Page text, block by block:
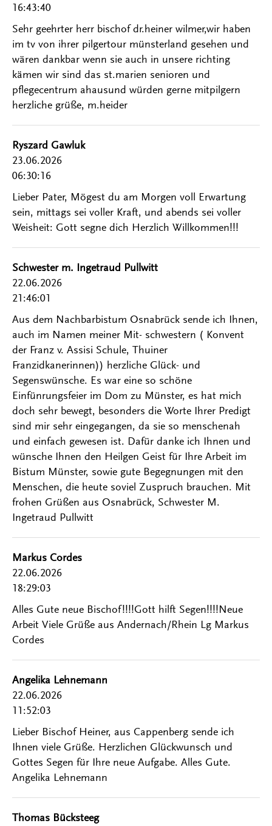
16:43:40
Sehr geehrter herr bischof dr.heiner wilmer,wir haben
im tv von ihrer pilgertour münsterland gesehen und
wären dankbar wenn sie auch in unsere richting
kämen wir sind das st.marien senioren und
pflegecentrum ahausund würden gerne mitpilgern
herzliche grüße, m.heider
Ryszard Gawluk
23.06.2026
06:30:16
Lieber Pater, Mögest du am Morgen voll Erwartung
sein, mittags sei voller Kraft, und abends sei voller
Weisheit: Gott segne dich Herzlich Willkommen!!!
Schwester m. Ingetraud Pullwitt
22.06.2026
21:46:01
Aus dem Nachbarbistum Osnabrück sende ich Ihnen,
auch im Namen meiner Mit- schwestern ( Konvent
der Franz v. Assisi Schule, Thuiner
Franzidkanerinnen)) herzliche Glück- und
Segenswünsche. Es war eine so schöne
Einfünrungsfeier im Dom zu Münster, es hat mich
doch sehr bewegt, besonders die Worte Ihrer Predigt
sind mir sehr eingegangen, da sie so menschenah
und einfach gewesen ist. Dafür danke ich Ihnen und
wünsche Ihnen den Heilgen Geist für Ihre Arbeit im
Bistum Münster, sowie gute Begegnungen mit den
Menschen, die heute soviel Zuspruch brauchen. Mit
frohen Grüßen aus Osnabrück, Schwester M.
Ingetraud Pullwitt
Markus Cordes
22.06.2026
18:29:03
Alles Gute neue Bischof!!!!Gott hilft Segen!!!!Neue
Arbeit Viele Grüße aus Andernach/Rhein Lg Markus
Cordes
Angelika Lehnemann
22.06.2026
11:52:03
Lieber Bischof Heiner, aus Cappenberg sende ich
Ihnen viele Grüße. Herzlichen Glückwunsch und
Gottes Segen für Ihre neue Aufgabe. Alles Gute.
Angelika Lehnemann
Thomas Bücksteeg